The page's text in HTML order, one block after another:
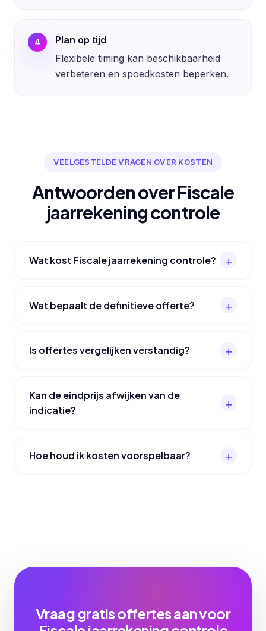
4
Plan op tijd
Flexibele timing kan beschikbaarheid
verbeteren en spoedkosten beperken.
VEELGESTELDE VRAGEN OVER KOSTEN
Antwoorden over Fiscale
jaarrekening controle
Wat kost Fiscale jaarrekening controle?
Wat bepaalt de definitieve offerte?
Is offertes vergelijken verstandig?
Kan de eindprijs afwijken van de
indicatie?
Hoe houd ik kosten voorspelbaar?
Vraag gratis offertes aan voor